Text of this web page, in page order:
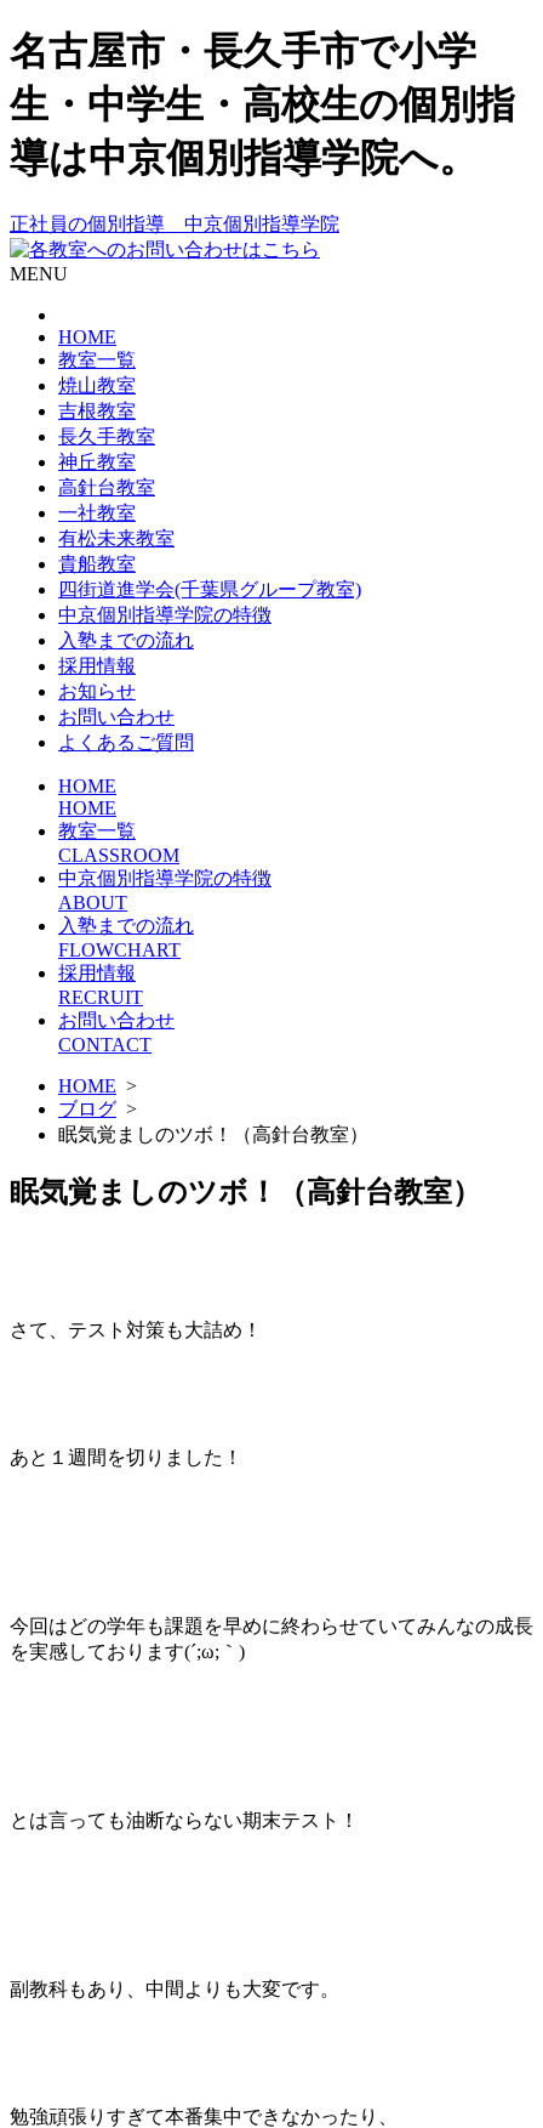
名古屋市・長久手市で小学
生・中学生・高校生の個別指
導は中京個別指導学院へ。
正社員の個別指導 中京個別指導学院
MENU
HOME
教室一覧
焼山教室
吉根教室
長久手教室
神丘教室
高針台教室
一社教室
有松未来教室
貴船教室
四街道進学会(千葉県グループ教室)
中京個別指導学院の特徴
入塾までの流れ
採用情報
お知らせ
お問い合わせ
よくあるご質問
HOME
HOME
教室一覧
CLASSROOM
中京個別指導学院の特徴
ABOUT
入塾までの流れ
FLOWCHART
採用情報
RECRUIT
お問い合わせ
CONTACT
HOME >
ブログ >
眠気覚ましのツボ！（高針台教室）
眠気覚ましのツボ！（高針台教室）
さて、テスト対策も大詰め！
あと１週間を切りました！
今回はどの学年も課題を早めに終わらせていてみんなの成長
を実感しております(´;ω;｀)
とは言っても油断ならない期末テスト！
副教科もあり、中間よりも大変です。
勉強頑張りすぎて本番集中できなかったり、